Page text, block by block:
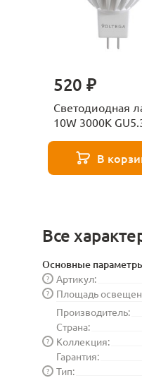
520 ₽
Светодиодная
10W 3000K
В
Все
Основные
Артикул:
?
Площадь
?
Производитель:
Страна:
Коллекция:
?
Гарантия:
Тип:
?